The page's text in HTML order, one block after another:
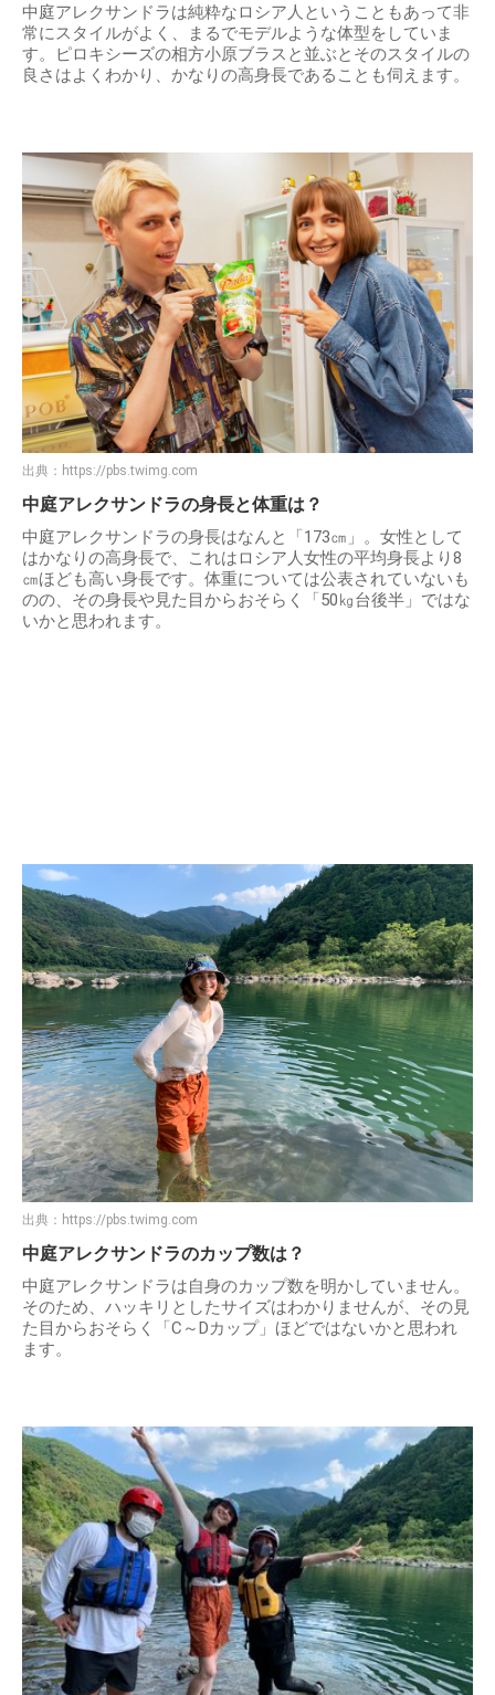
中庭アレクサンドラは純粋なロシア人ということもあって非
常にスタイルがよく、まるでモデルような体型をしていま
す。ピロキシーズの相方小原ブラスと並ぶとそのスタイルの
良さはよくわかり、かなりの高身長であることも伺えます。
出典： https://pbs.twimg.com
中庭アレクサンドラの身長と体重は？
中庭アレクサンドラの身長はなんと「173㎝」。女性として
はかなりの高身長で、これはロシア人女性の平均身長より8
㎝ほども高い身長です。体重については公表されていないも
のの、その身長や見た目からおそらく「50㎏台後半」ではな
いかと思われます。
出典： https://pbs.twimg.com
中庭アレクサンドラのカップ数は？
中庭アレクサンドラは自身のカップ数を明かしていません。
そのため、ハッキリとしたサイズはわかりませんが、その見
た目からおそらく「C～Dカップ」ほどではないかと思われ
ます。